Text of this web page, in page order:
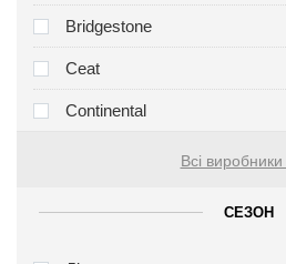
Bridgestone
Ceat
Continental
Всі
СЕЗОН